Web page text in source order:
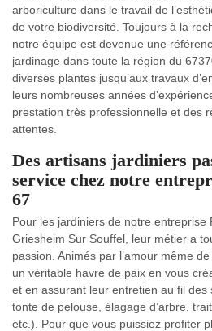
arboriculture dans le travail de
de votre biodiversité. Toujours à la
notre équipe est devenue une
jardinage dans toute la région du
diverses plantes jusqu’aux travaux
leurs nombreuses années
prestation très professionnelle et des
attentes.
Des artisans jardiniers
service chez notre
67
Pour les jardiniers de notre entreprise
Griesheim Sur Souffel, leur métier a
passion. Animés par l’amour même
un véritable havre de paix en vous
et en assurant leur entretien au fil des
tonte de pelouse, élagage d’arbre,
etc.). Pour que vous puissiez profiter